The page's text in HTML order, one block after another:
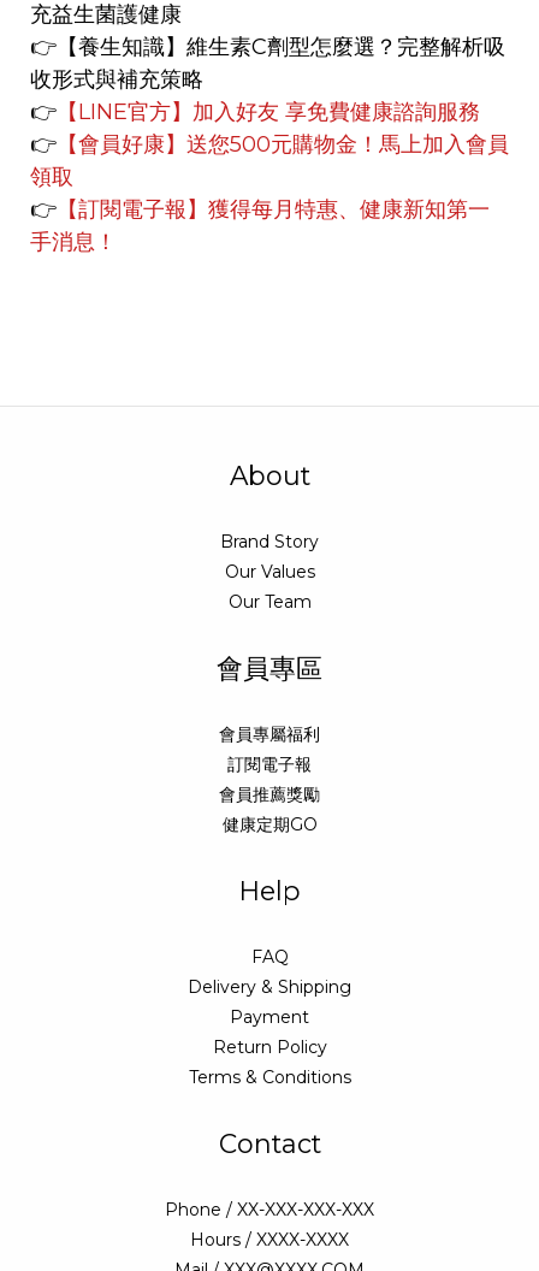
充益生菌護健康
👉【養生知識】 維生素C劑型怎麼選？完整解析吸
收形式與補充策略
👉 【LINE官方】 加入好友 享免費健康諮詢服務
👉 【會員好康】 送您500元購物金！馬上加入會員
領取
👉 【訂閱電子報】獲得每月特惠、健康新知第一
手消息！
About
Brand Story
Our Values
Our Team
會員專區
會員專屬福利
訂閱電子報
會員推薦獎勵
健康定期GO
Help
FAQ
Delivery & Shipping
Payment
Return Policy
Terms & Conditions
Contact
Phone / XX-XXX-XXX-XXX
Hours / XXXX-XXXX